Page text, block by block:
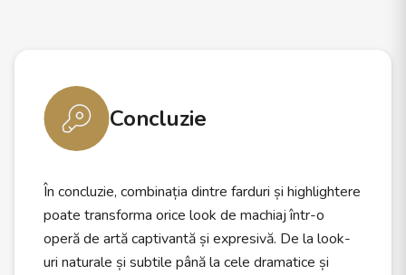
Concluzie
În concluzie, combinația dintre farduri și highlightere
poate transforma orice look de machiaj într-o
operă de artă captivantă și expresivă. De la look-
uri naturale și subtile până la cele dramatice și